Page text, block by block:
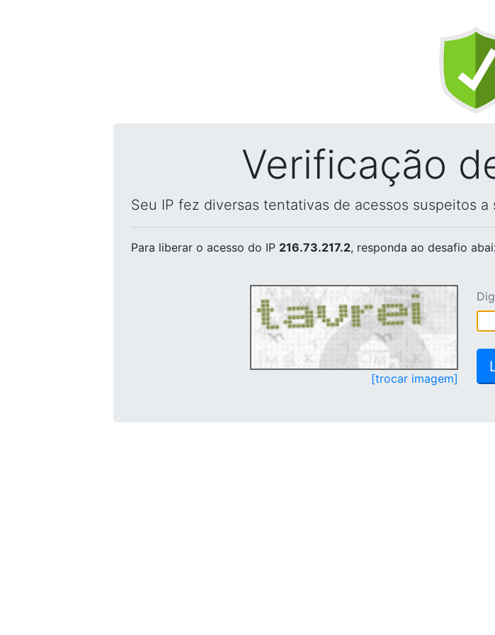
Verificação
Seu IP fez diversas tentativas de acessos suspeitos
Para liberar o acesso do IP 216.73.217.2, responda ao desafio
[trocar imagem]